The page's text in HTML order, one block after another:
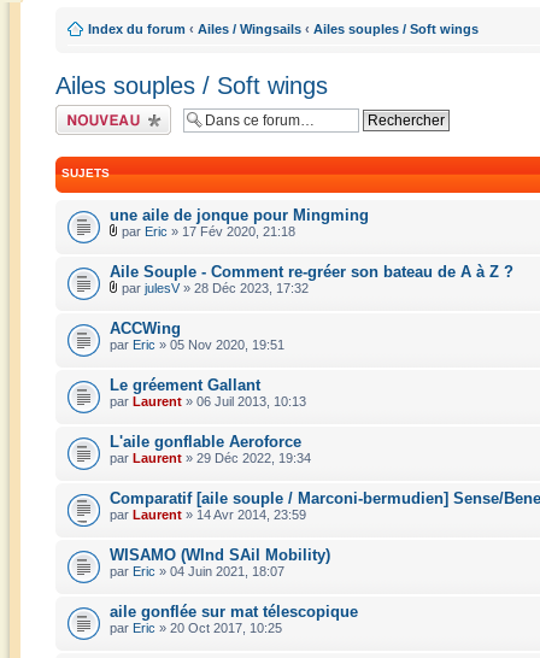
Index du forum ‹ Ailes / Wingsails ‹ Ailes souples / Soft wings
Ailes souples / Soft wings
Écrire un nouveau
sujet
SUJETS
une aile de jonque pour Mingming
par Eric » 17 Fév 2020, 21:18
Aile Souple - Comment re-gréer son bateau de A à Z ?
par julesV» 28 Déc 2023, 17:32
ACCWing
par Eric » 05 Nov 2020, 19:51
Le gréement Gallant
par Laurent » 06 Juil 2013, 10:13
L'aile gonflable Aeroforce
par Laurent » 29 Déc 2022, 19:34
Comparatif [aile souple / Marconi-bermudien] Sense/
par Laurent » 14 Avr 2014, 23:59
WISAMO (WInd SAil Mobility)
par Eric » 04 Juin 2021, 18:07
aile gonflée sur mat télescopique
par Eric » 20 Oct 2017, 10:25